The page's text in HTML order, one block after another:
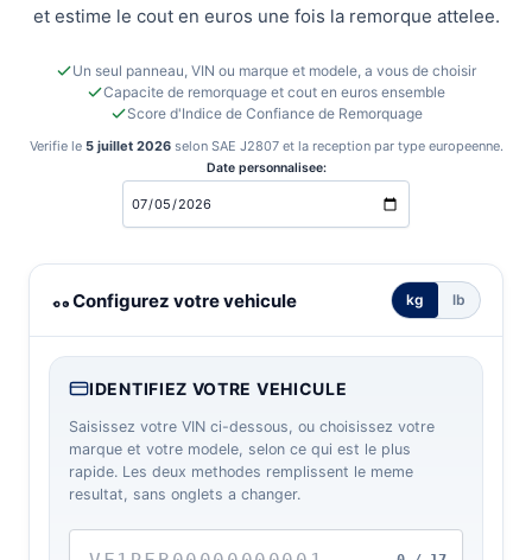
et estime le cout en euros une fois la remorque attelee.
Un seul panneau, VIN ou marque et modele, a vous de choisir
Capacite de remorquage et cout en euros ensemble
Score d'Indice de Confiance de Remorquage
Verifie le 5 juillet 2026selon SAE J2807 et la reception par type europeenne.
Date personnalisee:
Calculateur de remorquage et de cout France
Configurez votre vehicule kg lb
IDENTIFIEZ VOTRE VEHICULE
Saisissez votre VIN ci-dessous, ou choisissez votre
marque et votre modele, selon ce qui est le plus
rapide. Les deux methodes remplissent le meme
resultat, sans onglets a changer.